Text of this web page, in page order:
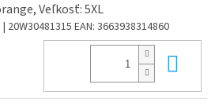
Veľkosť: 5XL
| 20W30481315 EAN: 3663938314860